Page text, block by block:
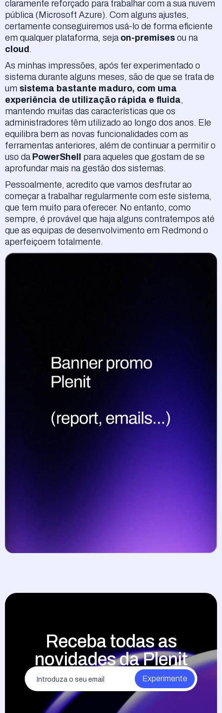
claramente reforçado para trabalhar com a sua nuvem
pública (Microsoft Azure). Com alguns ajustes,
certamente conseguiremos usá-lo de forma eficiente
em qualquer plataforma, seja on-premises ou na
cloud .
As minhas impressões, após ter experimentado o
sistema durante alguns meses, são de que se trata de
um sistema bastante maduro, com uma
experiência de utilização rápida e fluida,
mantendo muitas das características que os
administradores têm utilizado ao longo dos anos. Ele
equilibra bem as novas funcionalidades com as
ferramentas anteriores, além de continuar a permitir o
uso da PowerShell
para aqueles que gostam de se
aprofundar mais na gestão dos sistemas.
Pessoalmente, acredito que vamos desfrutar ao
começar a trabalhar regularmente com este sistema,
que tem muito para oferecer. No entanto, como
sempre, é provável que haja alguns contratempos até
que as equipas de desenvolvimento em Redmond o
aperfeiçoem totalmente.
Receba todas as
novidades da Plenit